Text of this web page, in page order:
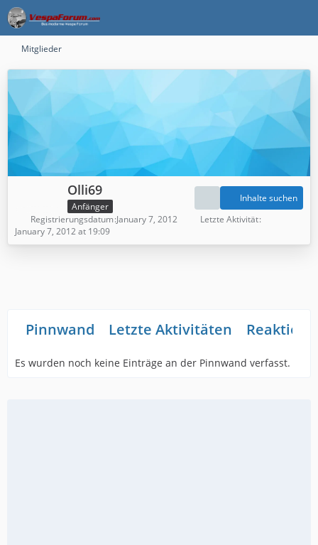
Mitglieder
Olli69
Anfänger
Inhalte suchen
Registrierungsdatum January 7, 2012
Letzte Aktivität
January 7, 2012 at 19:09
Pinnwand Letzte Aktivitäten
Es wurden noch keine Einträge an der Pinnwand verfasst.